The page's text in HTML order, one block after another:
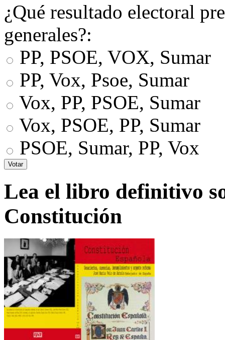
¿Qué resultado electoral
generales?:
PP, PSOE, VOX, Sumar
PP, Vox, Psoe, Sumar
Vox, PP, PSOE, Sumar
Vox, PSOE, PP, Sumar
PSOE, Sumar, PP, Vox
Lea el libro definitivo
Constitución